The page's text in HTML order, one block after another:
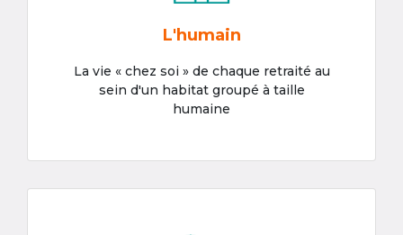
L'humain
La vie « chez soi » de chaque retraité au
sein d'un habitat groupé à taille
humaine